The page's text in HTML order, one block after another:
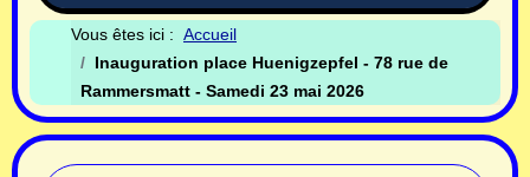
Vous êtes ici : Accueil
Inauguration place Huenigzepfel - 78 rue de
Rammersmatt - Samedi 23 mai 2026